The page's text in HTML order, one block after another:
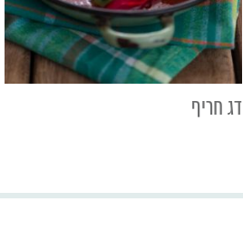
דג חריף